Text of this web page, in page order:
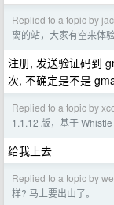
Replied to a topic by
离的站，大家有空来体
注册, 发送验证码到
次, 不确定是不是
Replied to a topic by
1.1.12 版，基于
给我上去
Replied to a topic by
样? 马上要出山了。